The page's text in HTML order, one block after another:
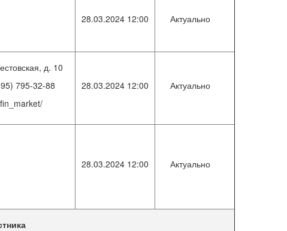
28.03.2024 12:00 Актуально
д. 10
795-32-88
28.03.2024 12:00 Актуально
28.03.2024 12:00 Актуально